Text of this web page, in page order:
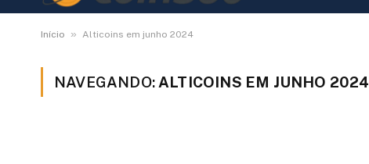
Início » Alticoins em junho 2024
NAVEGANDO: ALTICOINS EM JUNHO 2024